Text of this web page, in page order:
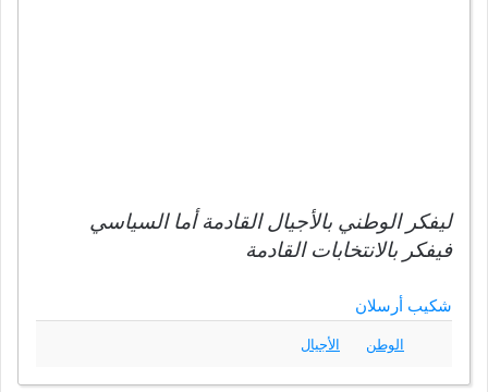
ليفكر الوطني بالأجيال القادمة أما السياسي
فيفكر بالانتخابات القادمة
شكيب أرسلان
الوطن الأجيال